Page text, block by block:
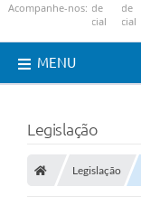
Acompanhe-nos:
MENU
Legislação
Legislação